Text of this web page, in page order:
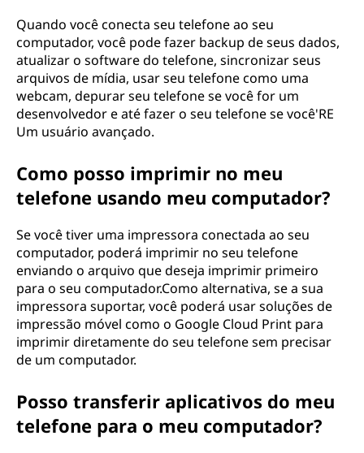
Quando você conecta seu telefone ao seu
computador, você pode fazer backup de seus dados,
atualizar o software do telefone, sincronizar seus
arquivos de mídia, usar seu telefone como uma
webcam, depurar seu telefone se você for um
desenvolvedor e até fazer o seu telefone se você'RE
Um usuário avançado.
Como posso imprimir no meu
telefone usando meu computador?
Se você tiver uma impressora conectada ao seu
computador, poderá imprimir no seu telefone
enviando o arquivo que deseja imprimir primeiro
para o seu computador.Como alternativa, se a sua
impressora suportar, você poderá usar soluções de
impressão móvel como o Google Cloud Print para
imprimir diretamente do seu telefone sem precisar
de um computador.
Posso transferir aplicativos do meu
telefone para o meu computador?